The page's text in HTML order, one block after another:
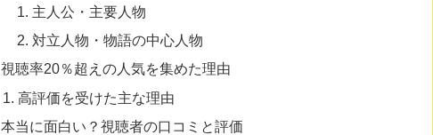
主人公・主要人物
対立人物・物語の中心人物
視聴率20％超えの人気を集めた理由
高評価を受けた主な理由
本当に面白い？視聴者の口コミと評価